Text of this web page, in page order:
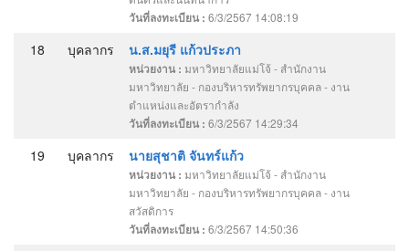
วันที่ลงทะเบียน : 6/3/2567 14:08:19
18 บุคลากร น.ส.มยุรี แก้วประภา
หน่วยงาน : มหาวิทยาลัยแม่โจ้ - สำนักงาน
มหาวิทยาลัย - กองบริหารทรัพยากรบุคคล - งาน
ตำแหน่งและอัตรากำลัง
วันที่ลงทะเบียน : 6/3/2567 14:29:34
19 บุคลากร นายสุชาติ จันทร์แก้ว
หน่วยงาน : มหาวิทยาลัยแม่โจ้ - สำนักงาน
มหาวิทยาลัย - กองบริหารทรัพยากรบุคคล - งาน
สวัสดิการ
วันที่ลงทะเบียน : 6/3/2567 14:50:36